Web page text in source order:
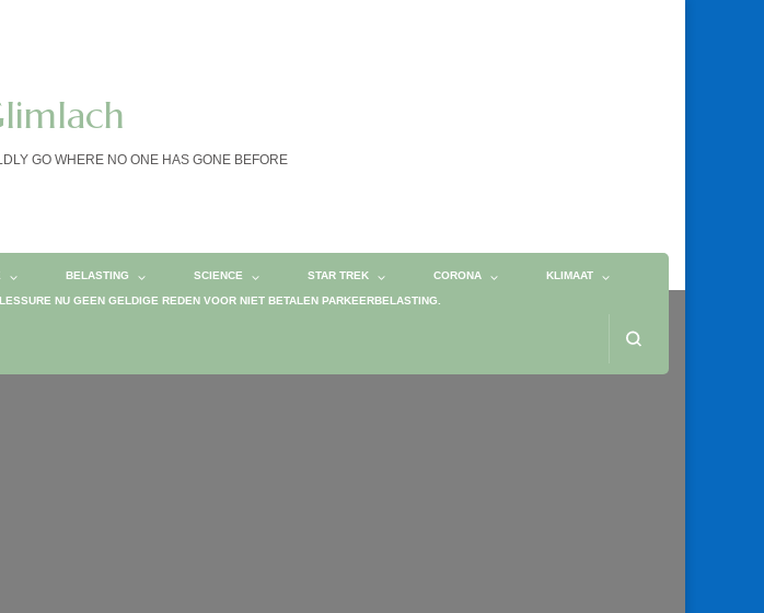
GO WHERE NO ONE HAS GONE BEFORE
BELASTING SCIENCE STAR TREK CORONA KLIMAAT
NU GEEN GELDIGE REDEN VOOR NIET BETALEN PARKEERBELASTING.